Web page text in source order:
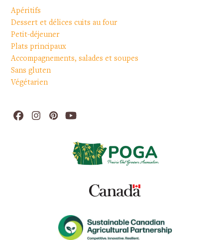
Apéritifs
Dessert et délices cuits au four
Petit-déjeuner
Plats principaux
Accompagnements, salades et soupes
Sans gluten
Végétarien
Facebook
Instagram
PinterestYouTube